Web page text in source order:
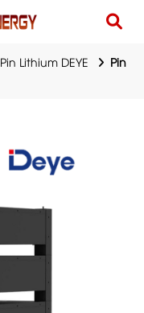
Pin Lithium DEYE
Pin